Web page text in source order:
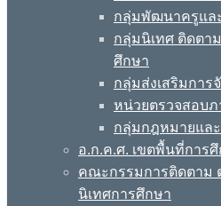
กลุ่มพัฒนาครูแล
กลุ่มนิเทศ ติดตา
ศึกษา
กลุ่มส่งเสริมการ
หน่วยตรวจสอบภ
กลุ่มกฎหมายแล
อ.ก.ค.ศ. เขตพื้นที่การ
คณะกรรมการติดตาม
นิเทศการศึกษา